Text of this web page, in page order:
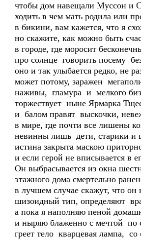
чтобы дом навещали Муссон и
ходить в чем мать родила или
в бикини, вам кажется, что я
но скажите, как можно быть
в городе, где моросит
про солнце говорить посему
оно и так улыбается редко, не
может потому, заражен
наживы, гламура и мелкого
торжествует ныне Ярмарка
и балом правят выскочки,
в мире, где почти все лишены
невинны лишь дети, старики и
истина закрыта маскою
и если герой не вписывается в
Он выбрасывается из окна
этажного дома смертельно
в лучшем случае скажут, что он
шизоидный тип, определяют
а пока я наполняю пеной
и ныряю блаженно с мечтой по
греет тело кварцевая лампа,